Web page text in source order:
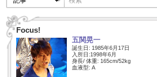
Focus!
五関晃一
誕生日: 1985年6月17日
入所日:1998年6月
身長/ 体重: 165cm/52kg
血液型: A